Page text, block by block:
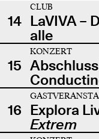
14
CLUB
LaVIVA –
alle
15
KONZERT
16 Explora
Extrem